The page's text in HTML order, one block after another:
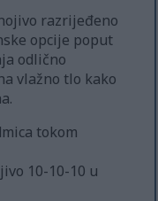
razrijeđeno
opcije poput
odlično
vlažno tlo kako
tokom
10-10-10 u